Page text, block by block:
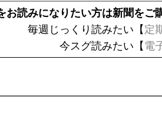
お読みになりたい方は新聞をご
毎週じっくり読みたい【 定
今スグ読みたい【 電